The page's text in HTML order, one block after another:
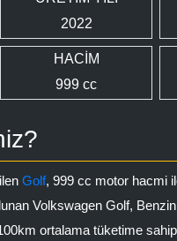
2022
HACİM
999 cc
Golf, 999 cc motor hacmi
Volkswagen Golf, Benzin
ortalama tüketime